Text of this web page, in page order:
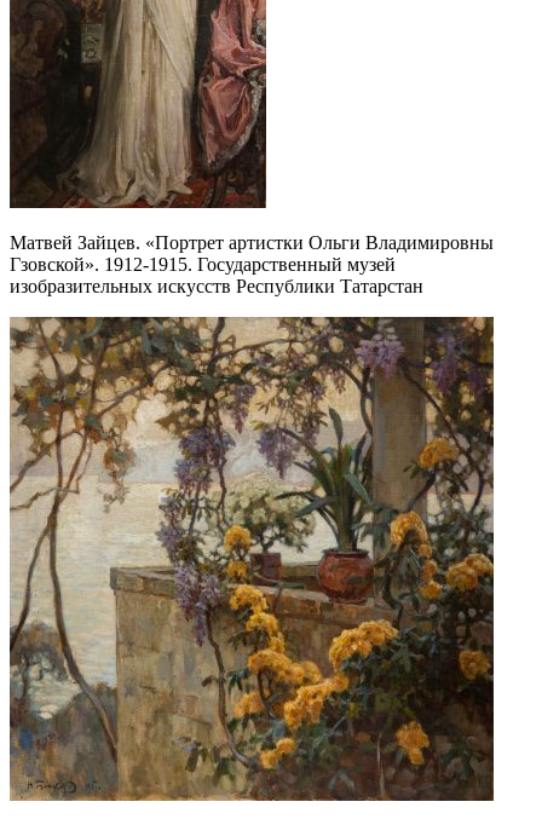
Матвей Зайцев. «Портрет артистки Ольги Владимировны
Гзовской». 1912-1915. Государственный музей
изобразительных искусств Республики Татарстан